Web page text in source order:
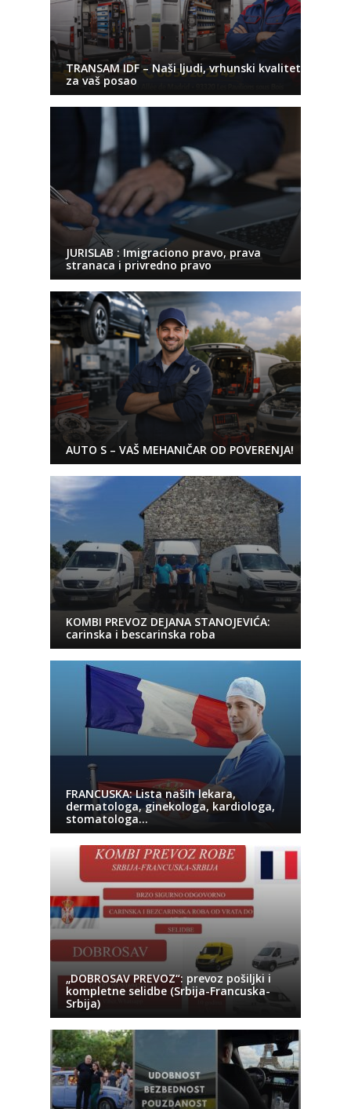
TRANSAM IDF – Naši ljudi, vrhunski kvalitet
za vaš posao
JURISLAB : Imigraciono pravo, prava
stranaca i privredno pravo
AUTO S – VAŠ MEHANIČAR OD POVERENJA!
KOMBI PREVOZ DEJANA STANOJEVIĆA:
carinska i bescarinska roba
FRANCUSKA: Lista naših lekara,
dermatologa, ginekologa, kardiologa,
stomatologa…
„DOBROSAV PREVOZ“: prevoz pošiljki i
kompletne selidbe (Srbija-Francuska-
Srbija)